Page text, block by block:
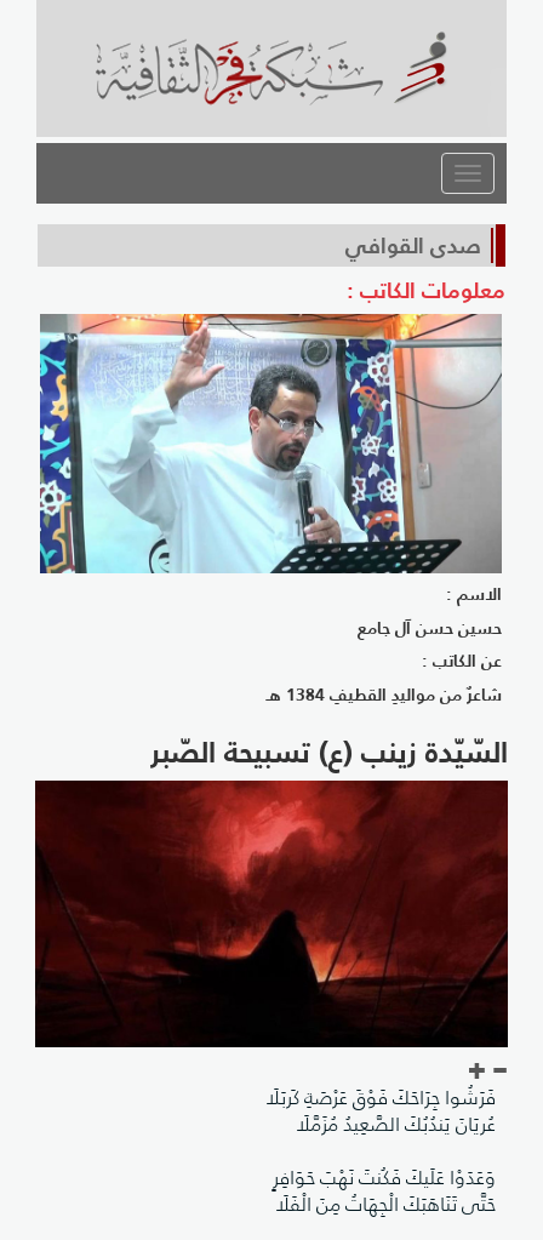
القائمة
صدى القوافي
معلومات الكاتب :
الاسم :
حسين حسن آل جامع
عن الكاتب :
شاعرٌ من مواليدِ القطيفِ 1384 هـ
السّيّدة زينب (ع) تسبيحة الصّبر
​فَرَشُوا جِرَاحَكَ فَوْقَ عَرْصَةِ كَربَلَا
عُريَانَ يَندُبُكَ الصَّعِيدُ مُزَمَّلَا
​وَعَدَوْا عَلَيكَ فَكُنتَ نَهْبَ حَوَافِرٍ
حَتَّى تَنَاهَبَكَ الْجِهَاتُ مِنَ الْفَلَا